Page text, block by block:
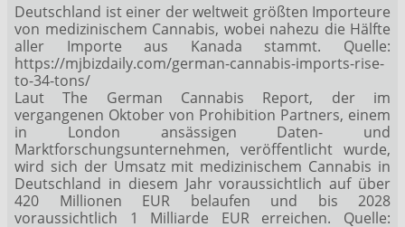
Deutschland ist einer der weltweit größten Importeure
von medizinischem Cannabis, wobei nahezu die Hälfte
aller Importe aus Kanada stammt. Quelle:
https://mjbizdaily.com/german-cannabis-imports-rise-
to-34-tons/
Laut The German Cannabis Report, der im
vergangenen Oktober von Prohibition Partners, einem
in London ansässigen Daten- und
Marktforschungsunternehmen, veröffentlicht wurde,
wird sich der Umsatz mit medizinischem Cannabis in
Deutschland in diesem Jahr voraussichtlich auf über
420 Millionen EUR belaufen und bis 2028
voraussichtlich 1 Milliarde EUR erreichen. Quelle: